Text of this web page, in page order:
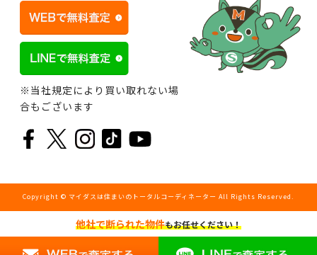
他社で断られた物件もお任せください！
※当社規定により買い取れない場
合もございます
Copyright © マイダスは住まいのトータルコーディネーター All Rights Reserved.